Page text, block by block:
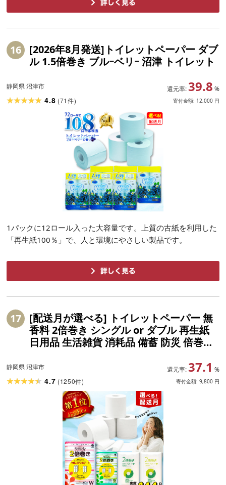
16
[2026年8月発送]トイレットペーパー ダブ
ル 1.5倍巻き ブルｰベリｰ 沼津 トイレット
静岡県 沼津市 還元率: 39.8 %
寄付金額: 12,000 円
4.8 (71件)
1パックに12ロール入った大容量です。上質の古紙を利用した
「再生紙100％」で、人と環境にやさしい製品です。
17
[配送月が選べる] トイレットペーパー 無
香料 2倍巻き シングル or ダブル 再生紙
日用品 生活雑貨 消耗品 備蓄 防災 倍巻き
県
静岡県 沼津市 還元率: 37.1 %
寄付金額: 9,800 円
4.7 (1250件)